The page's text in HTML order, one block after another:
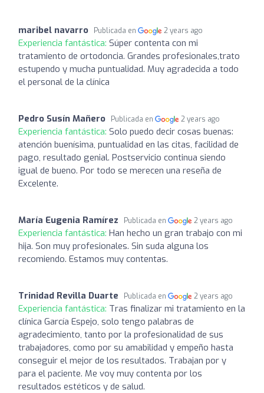
maribel navarro Publicada en 2 years ago
Experiencia fantástica: Súper contenta con mi
tratamiento de ortodoncia. Grandes profesionales,trato
estupendo y mucha puntualidad. Muy agradecida a todo
el personal de la clínica
Pedro Susín Mañero Publicada en 2 years ago
Experiencia fantástica: Solo puedo decir cosas buenas:
atención buenísima, puntualidad en las citas, facilidad de
pago, resultado genial. Postservicio continua siendo
igual de bueno. Por todo se merecen una reseña de
Excelente.
María Eugenia Ramírez Publicada en 2 years ago
Experiencia fantástica: Han hecho un gran trabajo con mi
hija. Son muy profesionales. Sin suda alguna los
recomiendo. Estamos muy contentas.
Trinidad Revilla Duarte Publicada en 2 years ago
Experiencia fantástica: Tras finalizar mi tratamiento en la
clínica García Espejo, solo tengo palabras de
agradecimiento, tanto por la profesionalidad de sus
trabajadores, como por su amabilidad y empeño hasta
conseguir el mejor de los resultados. Trabajan por y
para el paciente. Me voy muy contenta por los
resultados estéticos y de salud.